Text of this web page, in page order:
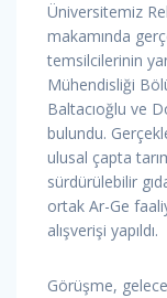
Üniversitemiz
makamında
temsilcilerinin
Mühendisliği
Baltacıoğlu ve
bulundu.
ulusal çapta
sürdürülebilir
ortak Ar-Ge
alışverişi yapıldı.
Görüşme,